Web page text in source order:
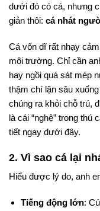
dưới đó có cá, nhưng
giản thôi: cá nhát
Cá vốn dĩ rất nhạy
môi trường. Chỉ cần
hay ngồi quá sát mép
thậm chí lặn sâu
chúng ra khỏi chỗ trú,
là cái “nghệ” trong thú
tiết ngay dưới đây.
2. Vì sao cá lại
Hiểu được lý do, anh
Tiếng động lớn: